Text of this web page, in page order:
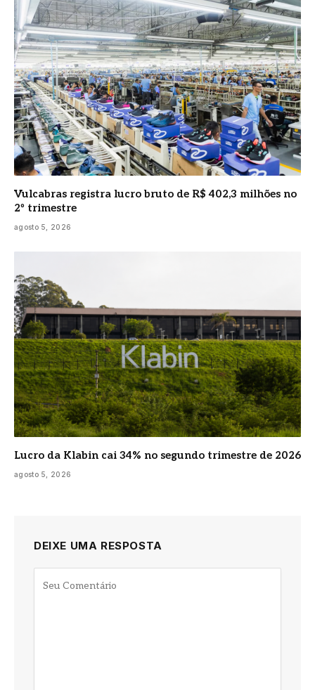
Vulcabras registra lucro bruto de R$ 402,3 milhões no
2º trimestre
agosto 5, 2026
Lucro da Klabin cai 34% no segundo trimestre de 2026
agosto 5, 2026
DEIXE UMA RESPOSTA